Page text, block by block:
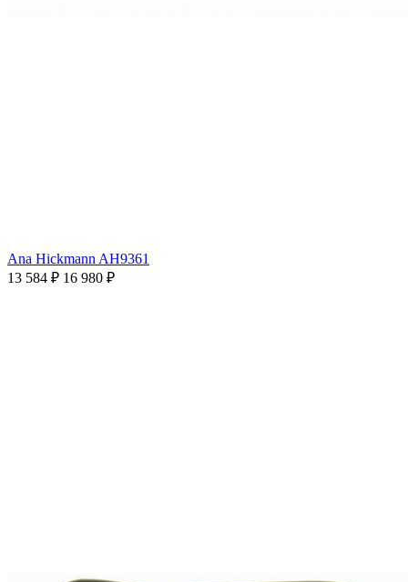
Ana Hickmann AH9361
13 584 ₽ 16 980 ₽